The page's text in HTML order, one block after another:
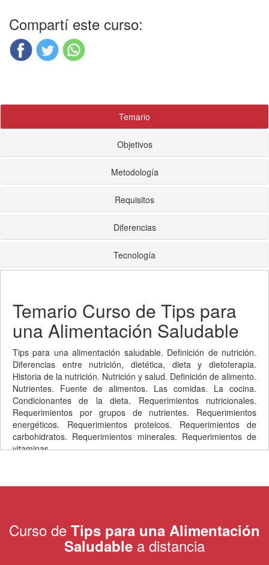
Compartí este curso:
Temario
Objetivos
Metodología
Requisitos
Diferencias
Tecnología
Temario Curso de Tips para
una Alimentación Saludable
Tips para una alimentación saludable. Definición de nutrición.
Diferencias entre nutrición, dietética, dieta y dietoterapia.
Historia de la nutrición. Nutrición y salud. Definición de alimento.
Nutrientes. Fuente de alimentos. Las comidas. La cocina.
Condicionantes de la dieta. Requerimientos nutricionales.
Requerimientos por grupos de nutrientes. Requerimientos
energéticos. Requerimientos proteicos. Requerimientos de
carbohidratos. Requerimientos minerales. Requerimientos de
vitaminas.
Curso de Tips para una Alimentación
Saludable a distancia